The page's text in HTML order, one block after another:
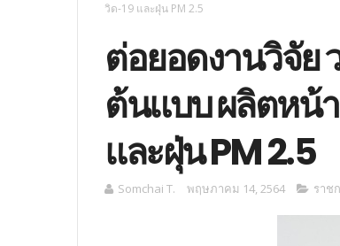
วิด-19 และฝุ่น PM 2.5
ต่อยอดงานวิจัย
ต้นแบบ ผลิตหน้
และฝุ่น PM 2.5
Somchai T. พฤษภาคม 14, 2564 ราช